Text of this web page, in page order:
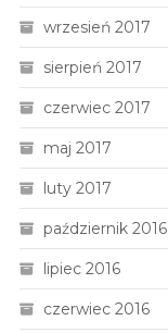
wrzesień 2017
sierpień 2017
czerwiec 2017
maj 2017
luty 2017
październik 2016
lipiec 2016
czerwiec 2016